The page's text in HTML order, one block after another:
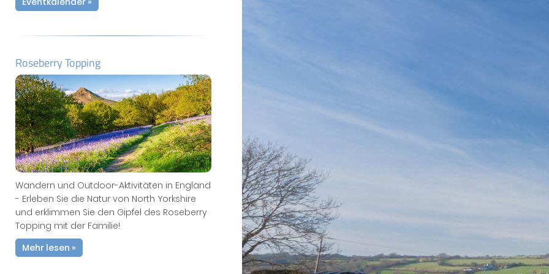
Roseberry Topping
Wandern und Outdoor-Aktivitäten in England
- Erleben Sie die Natur von North Yorkshire
und erklimmen Sie den Gipfel des Roseberry
Topping mit der Familie!
Mehr lesen »